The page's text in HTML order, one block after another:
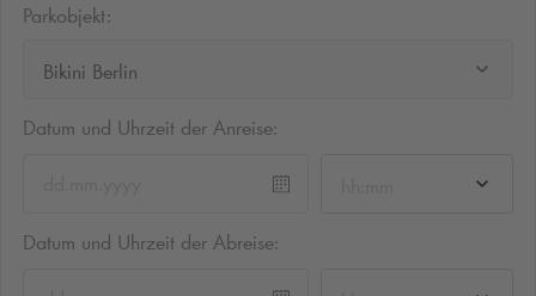
Parkobjekt:
Bikini Berlin
Datum und Uhrzeit der Anreise:
Datum und Uhrzeit der Abreise: